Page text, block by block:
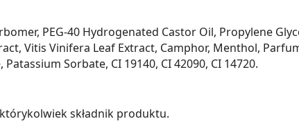
PEG-40 Hydrogenated Castor Oil, Propylene
Vitis Vinifera Leaf Extract, Camphor, Menthol,
Sorbate, CI 19140, CI 42090, CI 14720.
składnik produktu.